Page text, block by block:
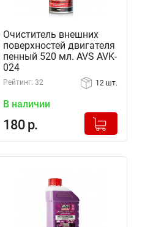
Очиститель внешних
поверхностей двигателя
пенный 520 мл. AVS AVK-
024
Рейтинг: 32 12 шт.
В наличии
180 р.
+
Добавлено в корзину